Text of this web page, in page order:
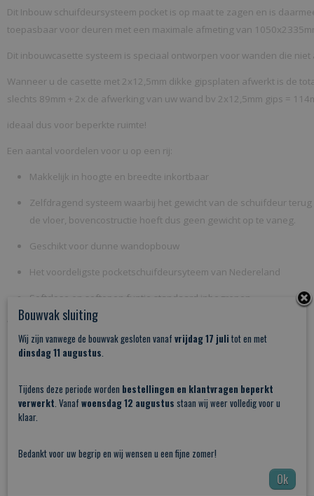
Dit Inbouw schuifdeursysteem pocket is op maat te zagen en is
toepasbaar voor deuren met een maximale afmeting van
Dit inbouwcasette systeem is speciaal ontworpen voor wanden die
Wanneer u de casette met 2x12,5mm dikke gipsplaten afwerkt is de
slechts 89mm + 2x de afwerking van uw wand bv 2x12,5mm gips =
ideaal dus voor beperkte ruimte!
Een aantal voordelen voor u op een rij:
Makkelijk in hoogte en breedte inkortbaar
Zelfdragend systeem waarbij het gewicht van de schuifdeur
de vloer, bovencostructie hoeft dus geen gewicht op te vaneg.
Geschikt voor dunne wandopbouw
Het voordeligste pocketschuifdeursyteem van Nedereland
Softclose en softopen funtie standaard inbegrepen.
Wat wordt er geleverd:
een unversieel aluminium lichtgewicht pocket systeem
bovenrail met montage kopplaten en houten kader
vloergeleider
Bouwvak sluiting
Wij zijn vanwege de bouwvak gesloten vanaf vrijdag 17 juli tot en met
dinsdag 11 augustus.
Tijdens deze periode worden bestellingen en klantvragen beperkt
verwerkt. Vanaf woensdag 12 augustus staan wij weer volledig voor u
klaar.
Bedankt voor uw begrip en wij wensen u een fijne zomer!
Ok